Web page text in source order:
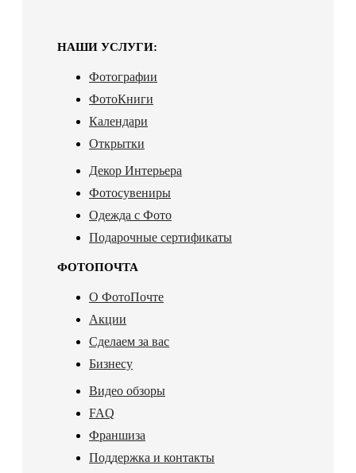
НАШИ УСЛУГИ:
Фотографии
ФотоКниги
Календари
Открытки
Декор Интерьера
Фотосувениры
Одежда с Фото
Подарочные сертификаты
ФОТОПОЧТА
О ФотоПочте
Акции
Сделаем за вас
Бизнесу
Видео обзоры
FAQ
Франшиза
Поддержка и контакты